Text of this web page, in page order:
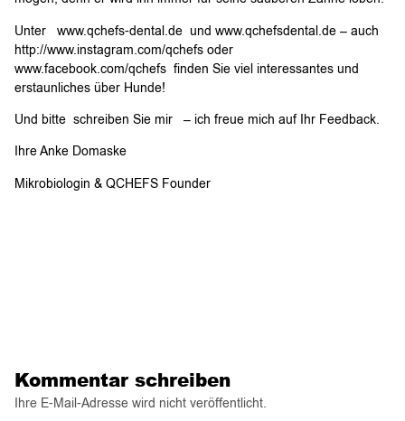
Unter www.qchefs-dental.de und www.qchefsdental.de – auch
http://www.instagram.com/qchefs oder
www.facebook.com/qchefs finden Sie viel interessantes und
erstaunliches über Hunde!
Und bitte schreiben Sie mir – ich freue mich auf Ihr Feedback.
Ihre Anke Domaske
Mikrobiologin & QCHEFS Founder
Kommentar schreiben
Ihre E-Mail-Adresse wird nicht veröffentlicht.